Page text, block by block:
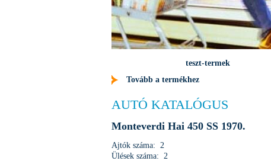
teszt-termek
Tovább a termékhez
AUTÓ KATALÓGUS
Monteverdi Hai 450 SS 1970.
Ajtók száma: 2
Ülések száma: 2